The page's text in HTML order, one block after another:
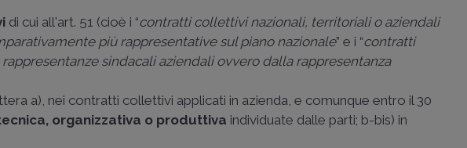
di cui all'art. 51 (cioè i “contratti collettivi nazionali, territoriali o aziendali
più rappresentative sul piano nazionale” e i “contratti
sindacali aziendali ovvero dalla rappresentanza
a), nei contratti collettivi applicati in azienda, e comunque entro il 30
organizzativa o produttiva individuate dalle parti; b-bis) in